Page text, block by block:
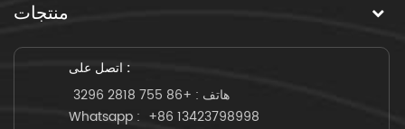
منتجات
اتصل على :
هاتف : +86 755 2818 3296
Whatsapp : +86 13423798998